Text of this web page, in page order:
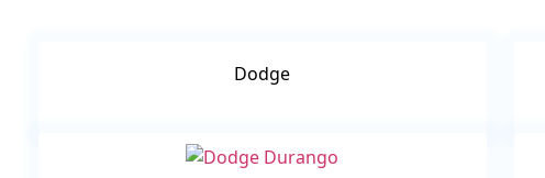
Dodge